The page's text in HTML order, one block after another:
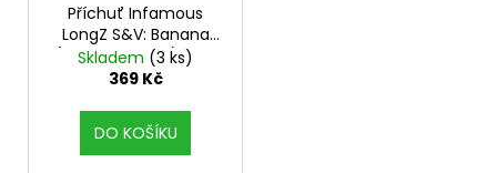
Příchuť Infamous
LongZ S&V: Banana
(Ledový banán) 10ml
Skladem (3 ks)
369 Kč
DO KOŠÍKU